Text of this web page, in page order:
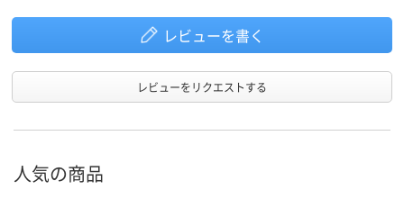
レビューを書く
レビューをリクエストする
人気の商品